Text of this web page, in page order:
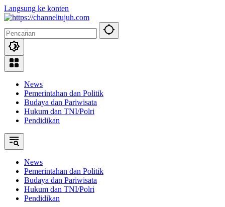
Langsung ke konten
News
Pemerintahan dan Politik
Budaya dan Pariwisata
Hukum dan TNI/Polri
Pendidikan
News
Pemerintahan dan Politik
Budaya dan Pariwisata
Hukum dan TNI/Polri
Pendidikan